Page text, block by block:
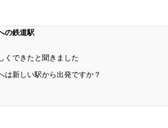
の鉄道駅
くできたと聞きました
は新しい駅から出発ですか？